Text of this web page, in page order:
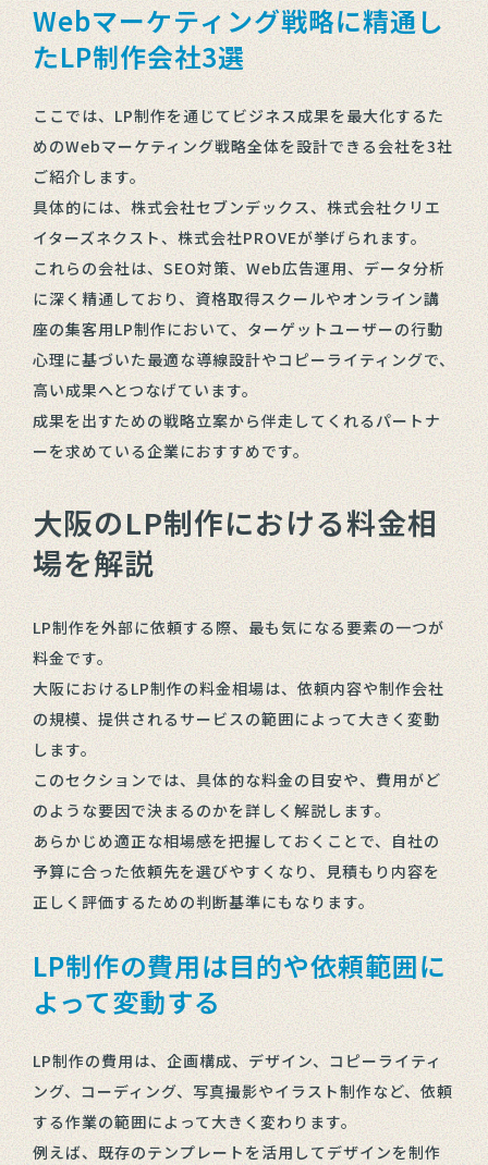
Webマーケティング戦略に精通し
たLP制作会社3選
ここでは、LP制作を通じてビジネス成果を最大化するた
めのWebマーケティング戦略全体を設計できる会社を3社
ご紹介します。
具体的には、株式会社セブンデックス、株式会社クリエ
イターズネクスト、株式会社PROVEが挙げられます。
これらの会社は、SEO対策、Web広告運用、データ分析
に深く精通しており、資格取得スクールやオンライン講
座の集客用LP制作において、ターゲットユーザーの行動
心理に基づいた最適な導線設計やコピーライティングで、
高い成果へとつなげています。
成果を出すための戦略立案から伴走してくれるパートナ
ーを求めている企業におすすめです。
大阪のLP制作における料金相
場を解説
LP制作を外部に依頼する際、最も気になる要素の一つが
料金です。
大阪におけるLP制作の料金相場は、依頼内容や制作会社
の規模、提供されるサービスの範囲によって大きく変動
します。
このセクションでは、具体的な料金の目安や、費用がど
のような要因で決まるのかを詳しく解説します。
あらかじめ適正な相場感を把握しておくことで、自社の
予算に合った依頼先を選びやすくなり、見積もり内容を
正しく評価するための判断基準にもなります。
LP制作の費用は目的や依頼範囲に
よって変動する
LP制作の費用は、企画構成、デザイン、コピーライティ
ング、コーディング、写真撮影やイラスト制作など、依頼
する作業の範囲によって大きく変わります。
例えば、既存のテンプレートを活用してデザインを制作